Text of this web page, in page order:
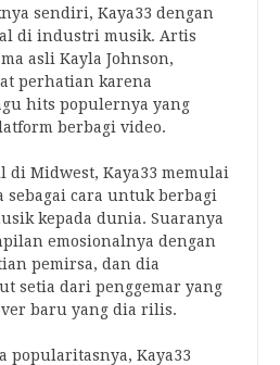
sendiri, Kaya33 dengan
di industri musik. Artis
asli Kayla Johnson,
perhatian karena
hits populernya yang
berbagi video.
di Midwest, Kaya33 memulai
sebagai cara untuk berbagi
kepada dunia. Suaranya
emosionalnya dengan
pemirsa, dan dia
setia dari penggemar yang
baru yang dia rilis.
popularitasnya, Kaya33